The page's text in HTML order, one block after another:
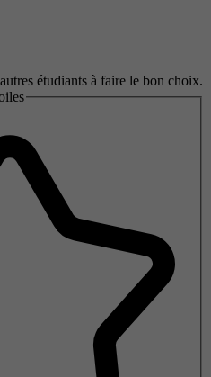
étudiants à faire le bon choix.